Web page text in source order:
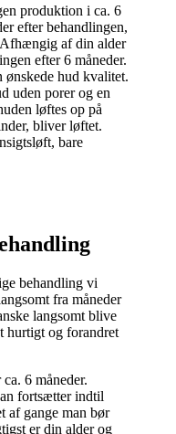
produktion i ca. 6
efter behandlingen,
af din alder
efter 6 måneder.
hud kvalitet.
uden porer og en
løftes op på
bliver løftet.
bare
behandling vi
fra måneder
langsomt blive
hurtigt og forandret
6 måneder.
fortsætter indtil
af gange man bør
er din alder og